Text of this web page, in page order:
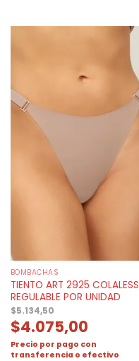
BOMBACHAS
TIENTO ART 2925 COLALESS
REGULABLE POR UNIDAD
$5.134,50
$4.075,00
Precio por pago con
transferencia o efectivo